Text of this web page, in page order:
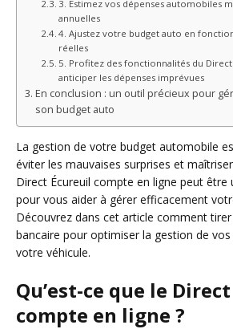
3. Estimez vos dépenses automobiles
annuelles
4. Ajustez votre budget auto en
réelles
5. Profitez des fonctionnalités du
anticiper les dépenses imprévues
En conclusion : un outil précieux pour
son budget auto
La gestion de votre budget automobile
éviter les mauvaises surprises et
Direct Écureuil compte en ligne peut être
pour vous aider à gérer efficacement
Découvrez dans cet article comment
bancaire pour optimiser la gestion de vos
votre véhicule.
Qu’est-ce que le
compte en ligne ?